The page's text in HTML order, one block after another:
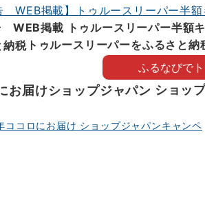
WEB掲載 トゥルースリーパー半額
トゥルースリーパーをふるさと納
ふるなびで
ショッ
コロにお届け ショップジャパンキャンペ